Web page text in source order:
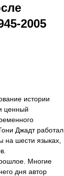
2005
истории
ценный
Джадт работал
на шести языках,
Многие
дня автор